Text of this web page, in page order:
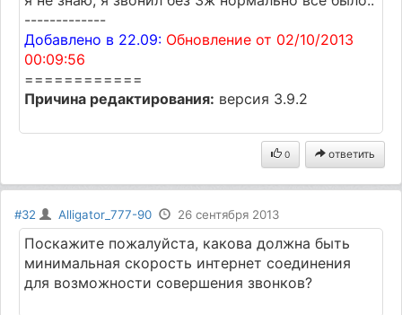
-------------
Добавлено в 22.09: Обновление от 02/10/2013
00:09:56
============
Причина редактирования: версия 3.9.2
0 ответить
#32 Alligator_777-90 26 сентября 2013
Поскажите пожалуйста, какова должна быть
минимальная скорость интернет соединения
для возможности совершения звонков?